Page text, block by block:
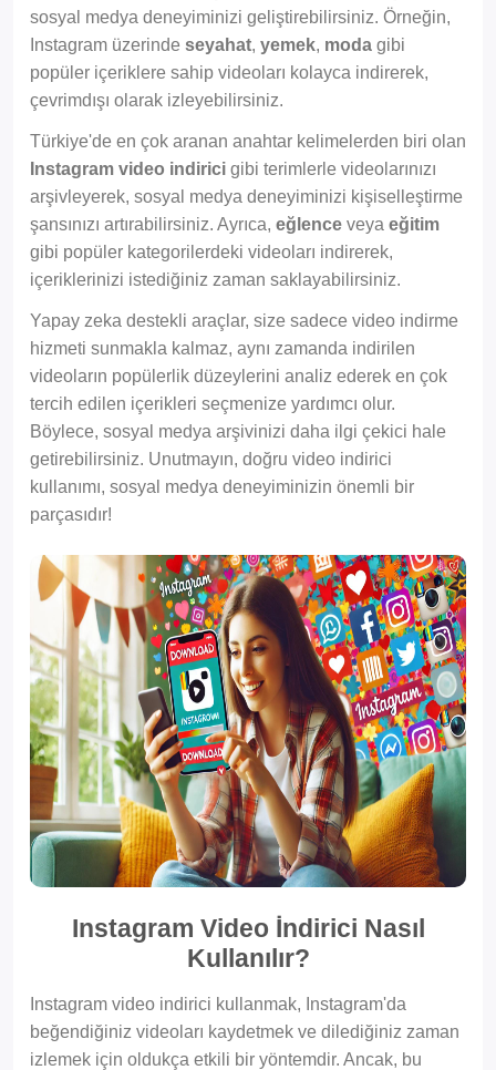
sosyal medya deneyiminizi geliştirebilirsiniz. Örneğin,
Instagram üzerinde seyahat, yemek, moda gibi
popüler içeriklere sahip videoları kolayca indirerek,
çevrimdışı olarak izleyebilirsiniz.
Türkiye'de en çok aranan anahtar kelimelerden biri olan
Instagram video indirici gibi terimlerle videolarınızı
arşivleyerek, sosyal medya deneyiminizi kişiselleştirme
şansınızı artırabilirsiniz. Ayrıca, eğlence veya eğitim
gibi popüler kategorilerdeki videoları indirerek,
içeriklerinizi istediğiniz zaman saklayabilirsiniz.
Yapay zeka destekli araçlar, size sadece video indirme
hizmeti sunmakla kalmaz, aynı zamanda indirilen
videoların popülerlik düzeylerini analiz ederek en çok
tercih edilen içerikleri seçmenize yardımcı olur.
Böylece, sosyal medya arşivinizi daha ilgi çekici hale
getirebilirsiniz. Unutmayın, doğru video indirici
kullanımı, sosyal medya deneyiminizin önemli bir
parçasıdır!
Instagram Video İndirici Nasıl
Kullanılır?
Instagram video indirici kullanmak, Instagram'da
beğendiğiniz videoları kaydetmek ve dilediğiniz zaman
izlemek için oldukça etkili bir yöntemdir. Ancak, bu